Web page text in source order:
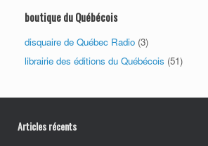
boutique du Québécois
disquaire de Québec Radio (3)
librairie des éditions du Québécois (51)
Articles récents